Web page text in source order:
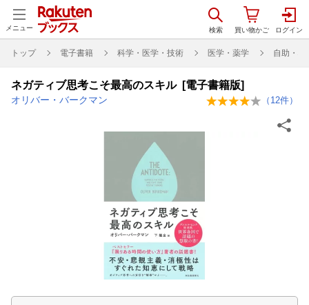
メニュー
トップ 電子書籍 科学・医学・技術 医学・薬学 自助・心
ネガティブ思考こそ最高のスキル [電子書籍版]
オリバー・バークマン （ 12件）